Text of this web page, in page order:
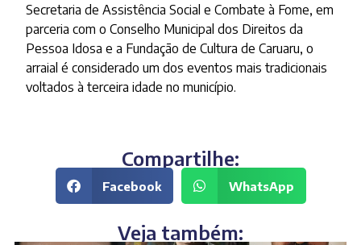
Secretaria de Assistência Social e Combate à Fome, em
parceria com o Conselho Municipal dos Direitos da
Pessoa Idosa e a Fundação de Cultura de Caruaru, o
arraial é considerado um dos eventos mais tradicionais
voltados à terceira idade no município.
Compartilhe:
Facebook WhatsApp
Veja também: